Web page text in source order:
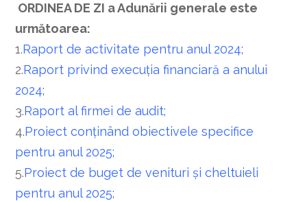
ORDINEA DE ZI a Adunării generale este
următoarea:
1.Raport de activitate pentru anul 2024;
2.Raport privind execuţia financiară a anului
2024;
3.Raport al firmei de audit;
4.Proiect conţinând obiectivele specifice
pentru anul 2025;
5.Proiect de buget de venituri şi cheltuieli
pentru anul 2025;